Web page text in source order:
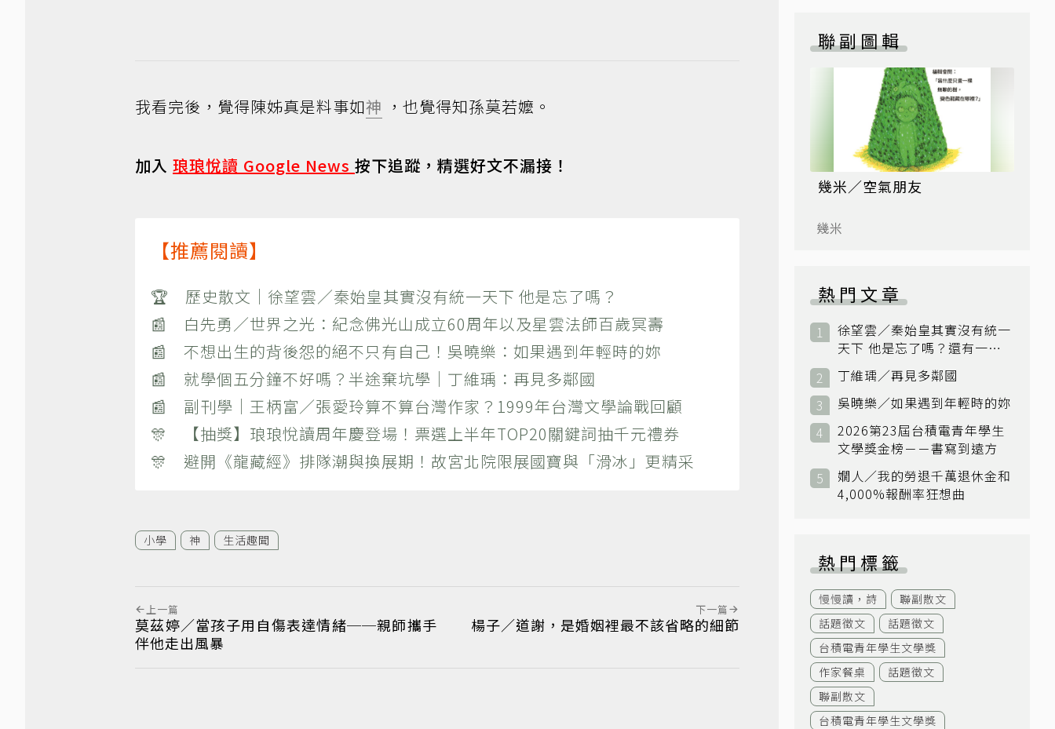
我看完後，覺得陳姊真是料事如神 ，也覺得知孫莫若嬤。
加入 琅琅悅讀 Google News 按下追蹤，精選好文不漏接！
【推薦閱讀】
🏆 歷史散文｜徐望雲／秦始皇其實沒有統一天下 他是忘了嗎？
📰 白先勇／世界之光：紀念佛光山成立60周年以及星雲法師百歲冥壽
📰 不想出生的背後怨的絕不只有自己！吳曉樂：如果遇到年輕時的妳
📰 就學個五分鐘不好嗎？半途棄坑學｜丁維瑀：再見多鄰國
📰 副刊學｜王柄富／張愛玲算不算台灣作家？1999年台灣文學論戰回顧
🎊 【抽獎】琅琅悅讀周年慶登場！票選上半年TOP20關鍵詞抽千元禮券
🎊 避開《龍藏經》排隊潮與換展期！故宮北院限展國寶與「滑冰」更精采
小學 神 生活趣聞
上一篇
莫茲婷／當孩子用自傷表達情緒──親師攜手
伴他走出風暴
下一篇
楊子／道謝，是婚姻裡最不該省略的細節
聯副圖輯
幾米／空氣朋友
幾米
熱門文章
徐望雲／秦始皇其實沒有統一
天下 他是忘了嗎？還有一個
小國：衛國
丁維瑀／再見多鄰國
吳曉樂／如果遇到年輕時的妳
2026第23屆台積電青年學生
文學獎金榜－－書寫到遠方
嫺人／我的勞退千萬退休金和
4,000%報酬率狂想曲
熱門標籤
慢慢讀，詩
聯副散文
話題徵文
話題徵文
台積電青年學生文學獎
作家餐桌
話題徵文
聯副散文
台積電青年學生文學獎